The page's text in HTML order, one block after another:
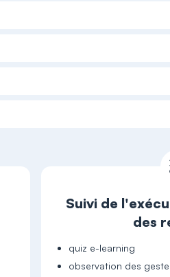
Suivi de
des
quiz e-learning
observation des